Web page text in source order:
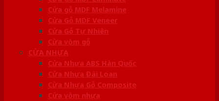
Cửa gỗ MDF Melamine
Cửa Gỗ MDF Veneer
Cửa Gỗ Tự Nhiên
Cửa vòm gỗ
CỬA NHỰA
Cửa Nhựa ABS Hàn Quốc
Cửa Nhựa Đài Loan
Cửa Nhựa Gỗ Composite
Cửa vòm nhựa